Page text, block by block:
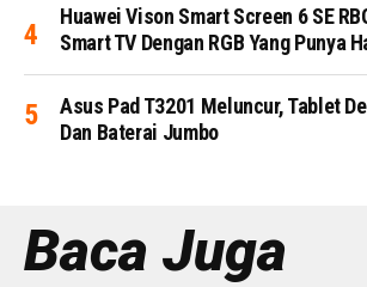
Huawei Vison Smart Screen 6 SE
Smart TV Dengan RGB Yang Punya
Asus Pad T3201 Meluncur, Tablet
Dan Baterai Jumbo
Baca Juga